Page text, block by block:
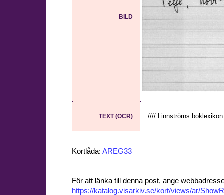
BILD
TEXT (OCR) //// Linnströrns
Kortlåda: AREG33
För att länka till denna post, ange
https://katalog.visarkiv.se/kort/views/ar/